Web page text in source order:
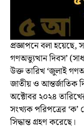
প্রজ্ঞাপনে বলা
গণঅভ্যুত্থান দিবস’ (
উক্ত তারিখ ‘জুলাই
জাতীয় ও আন্তর্জাতিক
অক্টোবর ২০২৪
সংখ্যক পরিপত্রের ‘ক’
সিদ্ধান্ত গ্রহণ করেছে।